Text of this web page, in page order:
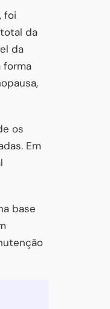
foi
da
da
forma
os
Em
base